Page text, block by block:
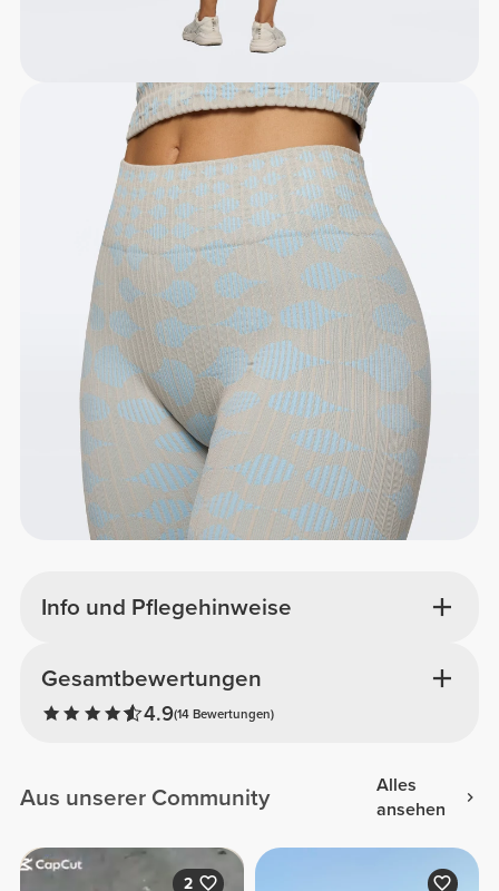
Info und Pflegehinweise
Gesamtbewertungen
4.9(14 Bewertungen)
Aus unserer Community
Alles
ansehen
2